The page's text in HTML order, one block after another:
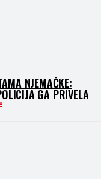
NJEMAČKE:
GA PRIVELA